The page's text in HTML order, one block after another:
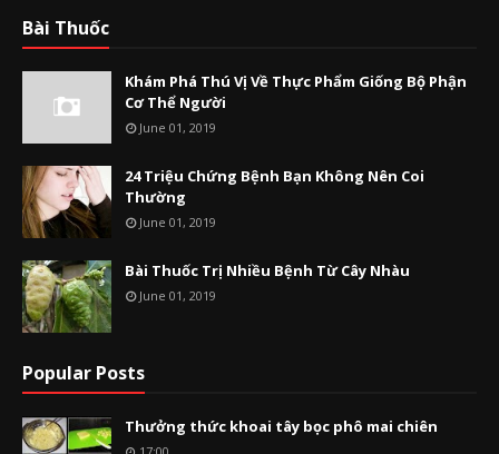
Bài Thuốc
Khám Phá Thú Vị Về Thực Phẩm Giống Bộ Phận
Cơ Thể Người
June 01, 2019
24 Triệu Chứng Bệnh Bạn Không Nên Coi
Thường
June 01, 2019
Bài Thuốc Trị Nhiều Bệnh Từ Cây Nhàu
June 01, 2019
Popular Posts
Thưởng thức khoai tây bọc phô mai chiên